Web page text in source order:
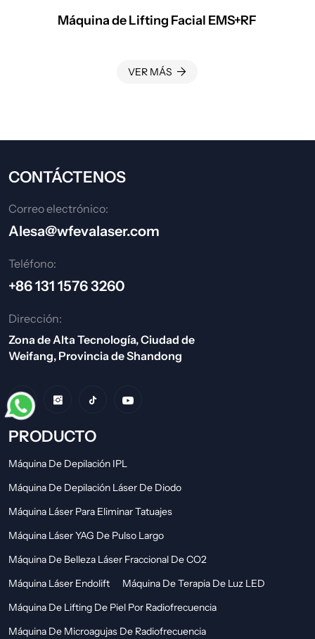
Máquina de Lifting Facial EMS+RF
VER MÁS
CONTÁCTENOS
Correo electrónico:
Alesa@wfevalaser.com
Teléfono:
+86 131 1576 3260
Dirección:
Zona de Alta Tecnología, Ciudad de
Weifang, Provincia de Shandong
PRODUCTO
Máquina De Depilación IPL
Máquina De Depilación Láser De Diodo
Máquina Láser Para Eliminar Tatuajes
Máquina Láser YAG De Pulso Largo
Máquina De Belleza Láser Fraccional De CO2
Máquina Láser Endolift
Máquina De Terapia De Luz LED
Máquina De Lifting De Piel Por Radiofrecuencia
Máquina De Microagujas De Radiofrecuencia